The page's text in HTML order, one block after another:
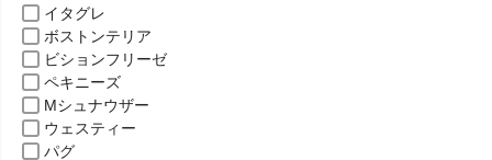
イタグレ
ボストンテリア
ビションフリーゼ
ペキニーズ
Mシュナウザー
ウェスティー
パグ